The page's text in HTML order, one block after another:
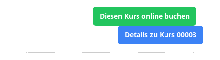
Diesen Kurs online buchen
Details zu Kurs 00003